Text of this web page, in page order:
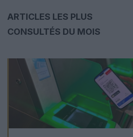
ARTICLES LES PLUS
CONSULTÉS DU MOIS